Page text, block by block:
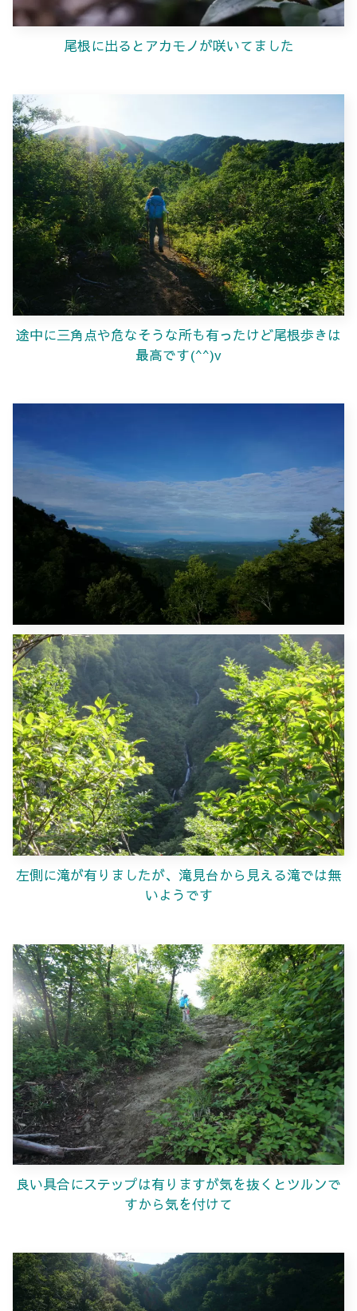
尾根に出るとアカモノが咲いてました
途中に三角点や危なそうな所も有ったけど尾根歩きは
最高です(^^)v
左側に滝が有りましたが、滝見台から見える滝では無
いようです
良い具合にステップは有りますが気を抜くとツルンで
すから気を付けて